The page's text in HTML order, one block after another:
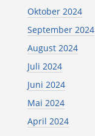
Oktober 2024
September 2024
August 2024
Juli 2024
Juni 2024
Mai 2024
April 2024